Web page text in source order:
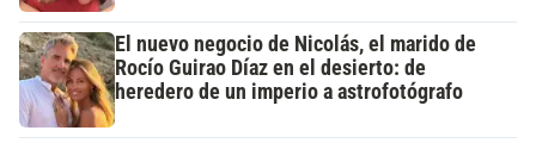
El nuevo negocio de Nicolás, el marido de
Rocío Guirao Díaz en el desierto: de
heredero de un imperio a astrofotógrafo